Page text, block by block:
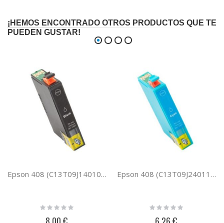
¡HEMOS ENCONTRADO OTROS PRODUCTOS QUE TE
PUEDEN GUSTAR!
Epson 408 (C13T09J14010) negro cartucho de tinta compatible
Rating:
Epson 408 (C13T09J24011) cian cartucho de tinta compatible
Rating: